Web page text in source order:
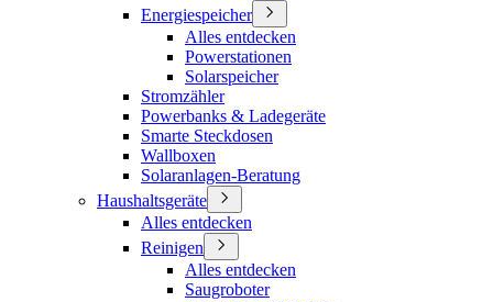
Energiespeicher
Alles entdecken
Powerstationen
Solarspeicher
Stromzähler
Powerbanks & Ladegeräte
Smarte Steckdosen
Wallboxen
Solaranlagen-Beratung
Haushaltsgeräte
Alles entdecken
Reinigen
Alles entdecken
Saugroboter